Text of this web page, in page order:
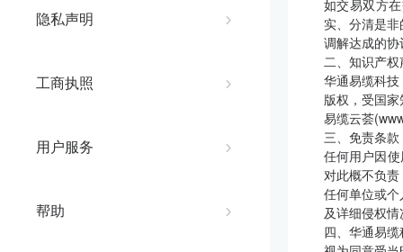
隐私声明
工商执照
用户服务
帮助
如交易双方
实、分清是
调解达成的
二、知识产
华通易缆科
版权，受国
易缆云荟
三、免责条款
任何用户因
对此概不负
任何单位或
及详细侵权
四、华通易